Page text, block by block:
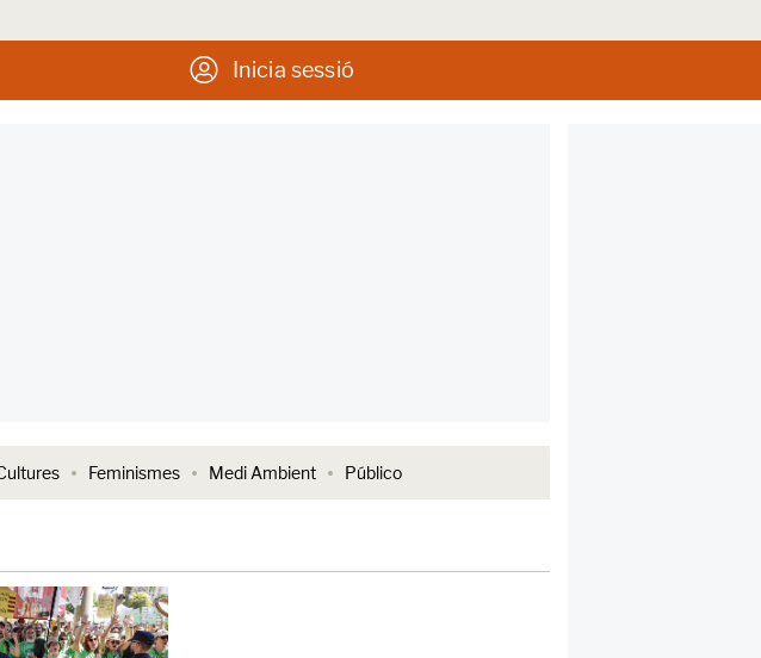
Inicia sessió
Feminismes Medi Ambient Público